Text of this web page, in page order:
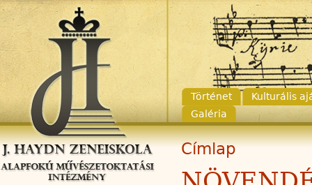
Történet
Kulturális
Galéria
Címlap